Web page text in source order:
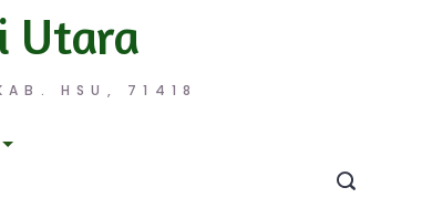
HSU, 71418
Utara